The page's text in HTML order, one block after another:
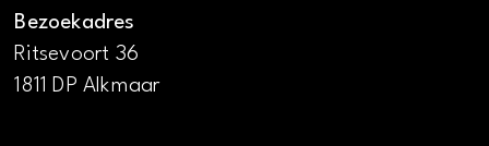
Bezoekadres
Ritsevoort 36
1811 DP Alkmaar